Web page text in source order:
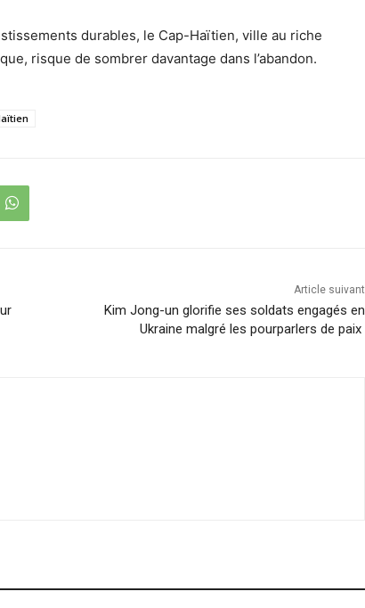
durables, le Cap-Haïtien, ville au riche
risque de sombrer davantage dans l’abandon.
Article suivant
Kim Jong-un glorifie ses soldats engagés en
Ukraine malgré les pourparlers de paix